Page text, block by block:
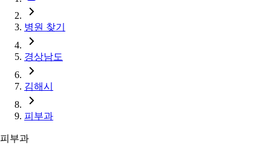
병원 찾기
경상남도
김해시
피부과
피부과